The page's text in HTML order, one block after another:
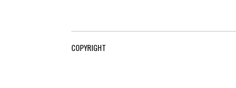
COPYRIGHT